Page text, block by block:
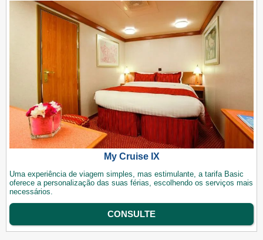
My Cruise IX
Uma experiência de viagem simples, mas estimulante, a tarifa Basic
oferece a personalização das suas férias, escolhendo os serviços mais
necessários.
CONSULTE